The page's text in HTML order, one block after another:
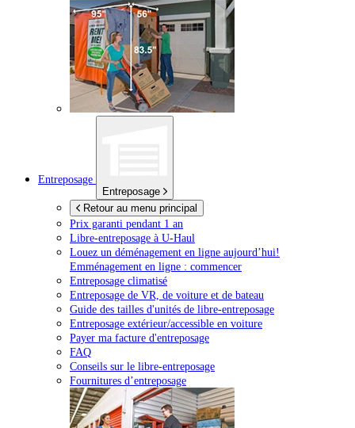
Entreposage
Entreposage
Retour au menu principal
Prix garanti pendant 1 an
Libre-entreposage à U-Haul
Louez un déménagement en ligne aujourd’hui!
Emménagement en ligne : commencer
Entreposage climatisé
Entreposage de VR, de voiture et de bateau
Guide des tailles d'unités de libre-entreposage
Entreposage extérieur/accessible en voiture
Payer ma facture d'entreposage
FAQ
Conseils sur le libre-entreposage
Fournitures d’entreposage